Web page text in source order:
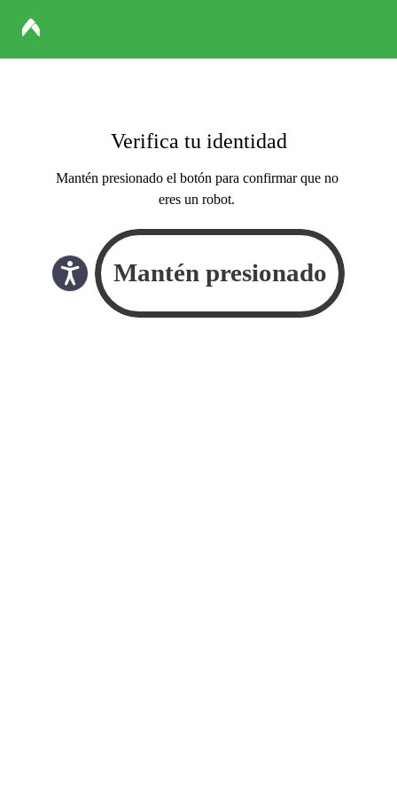
Verifica tu identidad
Mantén presionado el botón para confirmar que no
eres un robot.